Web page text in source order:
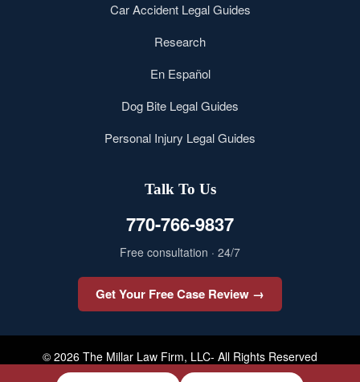
Car Accident Legal Guides
Research
En Español
Dog Bite Legal Guides
Personal Injury Legal Guides
Talk To Us
770-766-9837
Free consultation · 24/7
Get Your Free Case Review →
© 2026 The Millar Law Firm, LLC- All Rights Reserved